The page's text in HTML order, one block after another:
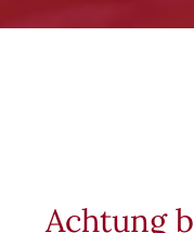
Achtung